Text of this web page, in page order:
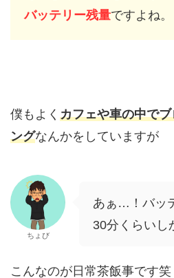
バッテリー残量ですよね。
僕もよく カフェや車の中で
ングなんかをしていますが
ちょび
あぁ…！バッ
30分くらいし
こんなのが日常茶飯事です笑